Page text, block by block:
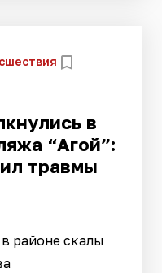
в
“Агой”:
травмы
районе скалы